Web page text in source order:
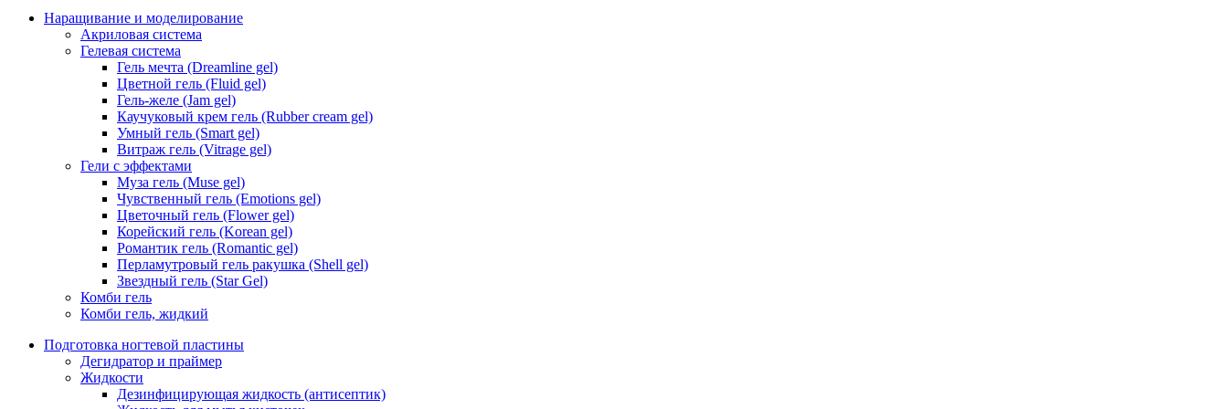
Наращивание и моделирование
Акриловая система
Гелевая система
Гель мечта (Dreamline gel)
Цветной гель (Fluid gel)
Гель-желе (Jam gel)
Каучуковый крем гель (Rubber cream gel)
Умный гель (Smart gel)
Витраж гель (Vitrage gel)
Гели с эффектами
Муза гель (Muse gel)
Чувственный гель (Emotions gel)
Цветочный гель (Flower gel)
Корейский гель (Korean gel)
Романтик гель (Romantic gel)
Перламутровый гель ракушка (Shell gel)
Звездный гель (Star Gel)
Комби гель
Комби гель, жидкий
Подготовка ногтевой пластины
Дегидратор и праймер
Жидкости
Дезинфицирующая жидкость (антисептик)